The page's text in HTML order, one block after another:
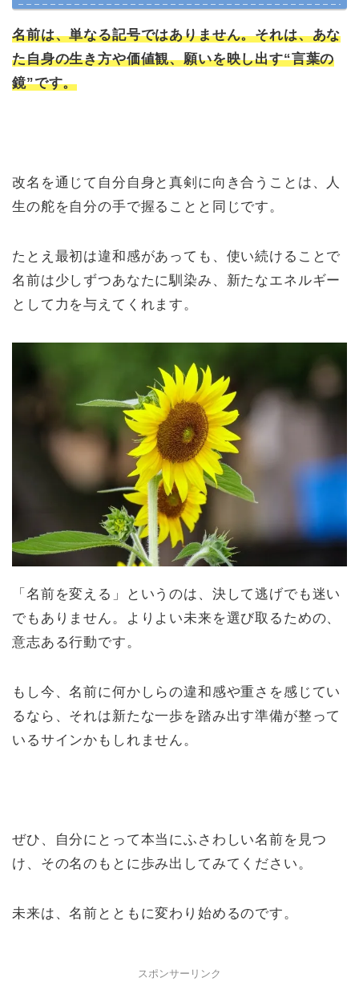
名前は、単なる記号ではありません。それは、あな
た自身の生き方や価値観、願いを映し出す“言葉の
鏡”です。
改名を通じて自分自身と真剣に向き合うことは、人
生の舵を自分の手で握ることと同じです。
たとえ最初は違和感があっても、使い続けることで
名前は少しずつあなたに馴染み、新たなエネルギー
として力を与えてくれます。
「名前を変える」というのは、決して逃げでも迷い
でもありません。よりよい未来を選び取るための、
意志ある行動です。
もし今、名前に何かしらの違和感や重さを感じてい
るなら、それは新たな一歩を踏み出す準備が整って
いるサインかもしれません。
ぜひ、自分にとって本当にふさわしい名前を見つ
け、その名のもとに歩み出してみてください。
未来は、名前とともに変わり始めるのです。
スポンサーリンク